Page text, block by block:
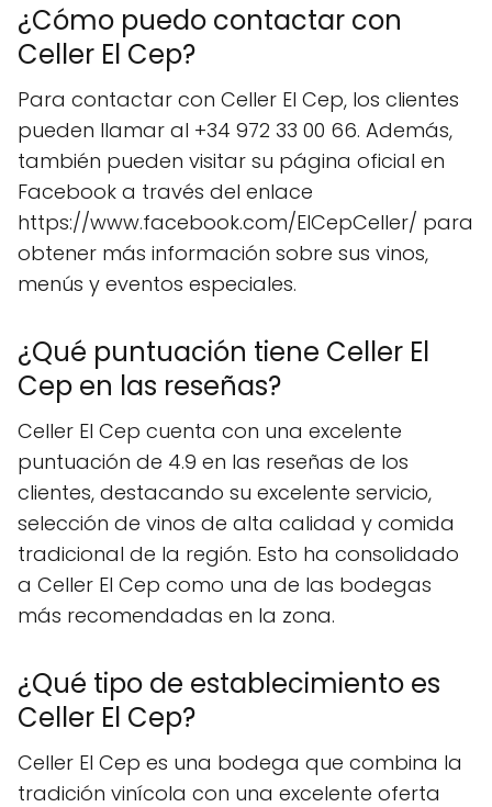
¿Cómo puedo contactar con
Celler El Cep?
Para contactar con Celler El Cep, los clientes
pueden llamar al +34 972 33 00 66. Además,
también pueden visitar su página oficial en
Facebook a través del enlace
https://www.facebook.com/ElCepCeller/ para
obtener más información sobre sus vinos,
menús y eventos especiales.
¿Qué puntuación tiene Celler El
Cep en las reseñas?
Celler El Cep cuenta con una excelente
puntuación de 4.9 en las reseñas de los
clientes, destacando su excelente servicio,
selección de vinos de alta calidad y comida
tradicional de la región. Esto ha consolidado
a Celler El Cep como una de las bodegas
más recomendadas en la zona.
¿Qué tipo de establecimiento es
Celler El Cep?
Celler El Cep es una bodega que combina la
tradición vinícola con una excelente oferta